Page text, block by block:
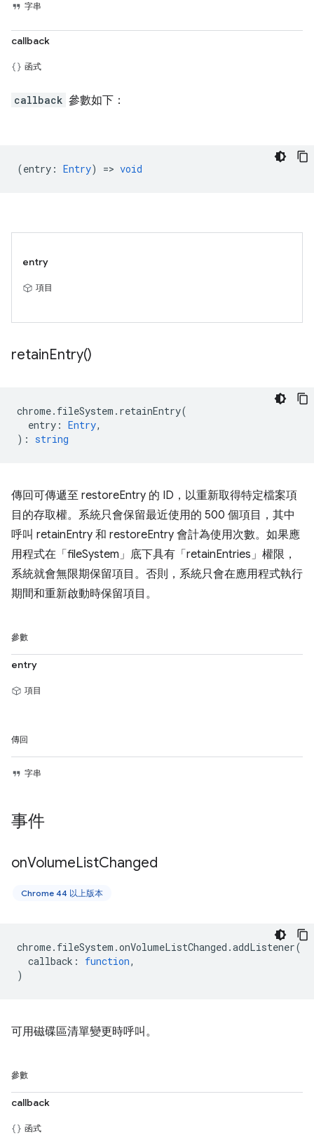
字串
callback
函式
callback 參數如下：
(entry : Entry) => void
entry
項目
retainEntry()
chrome. fileSystem . retainEntry(
entry : Entry,
) : string
傳回可傳遞至 restoreEntry 的 ID，以重新取得特定檔案項
目的存取權。系統只會保留最近使用的 500 個項目，其中
呼叫 retainEntry 和 restoreEntry 會計為使用次數。如果應
用程式在「fileSystem」底下具有「retainEntries」權限，
系統就會無限期保留項目。否則，系統只會在應用程式執行
期間和重新啟動時保留項目。
參數
entry
項目
傳回
字串
事件
onVolumeListChanged
Chrome 44 以上版本
chrome. fileSystem .onVolumeListChanged .addListener(
callback : function,
)
可用磁碟區清單變更時呼叫。
參數
callback
函式